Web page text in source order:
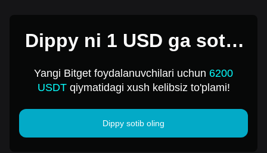
Dippy ni 1 USD ga sotib
Yangi Bitget foydalanuvchilari uchun 6200
USDTqiymatidagi xush kelibsiz to'plami!
Dippy sotib oling